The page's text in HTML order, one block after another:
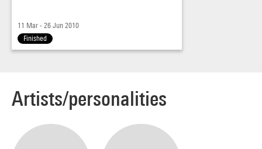
11 Mar - 26 Jun 2010
Finished
Artists/personalities